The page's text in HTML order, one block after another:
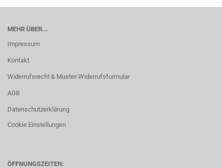
MEHR ÜBER...
Impressum
Kontakt
Widerrufsrecht & Muster-Widerrufsformular
AGB
Datenschutzerklärung
Cookie Einstellungen
ÖFFNUNGSZEITEN: